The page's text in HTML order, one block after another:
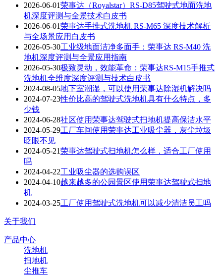
2026-06-01荣事达（Royalstar）RS-D85驾驶式地面洗地
机深度评测与全景技术白皮书
2026-06-01荣事达手推式洗地机 RS-M65 深度技术解析
与全场景应用白皮书
2026-05-30工业级地面洁净多面手：荣事达 RS-M40 洗
地机深度评测与全景应用指南
2026-05-30极致灵动，效能革命：荣事达RS-M15手推式
洗地机全维度深度评测与技术白皮书
2024-08-05地下室潮湿，可以使用荣事达除湿机解决吗
2024-07-23性价比高的驾驶式洗地机具有什么特点，多
少钱
2024-06-28社区使用荣事达驾驶式扫地机提高保洁水平
2024-05-29工厂车间使用荣事达工业吸尘器，灰尘垃圾
眨眼不见
2024-05-21荣事达驾驶式扫地机怎么样，适合工厂使用
吗
2024-04-22工业吸尘器的选购误区
2024-04-10越来越多的公园景区使用荣事达驾驶式扫地
机
2024-03-25工厂使用驾驶式洗地机可以减少清洁员工吗
关于我们
产品中心
洗地机
扫地机
尘推车